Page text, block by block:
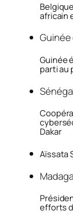
africain
Guinée
parti au
Dakar
Aïssata
efforts